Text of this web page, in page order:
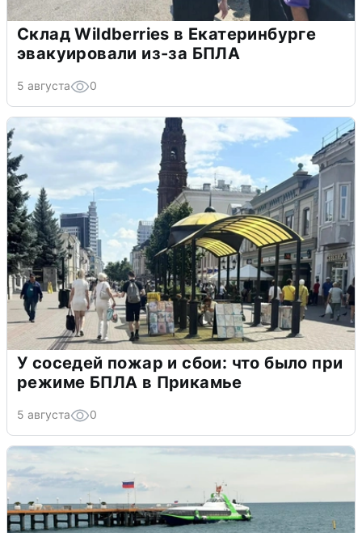
Склад Wildberries в Екатеринбурге
эвакуировали из-за БПЛА
5 августа 0
У соседей пожар и сбои: что было при
режиме БПЛА в Прикамье
5 августа 0